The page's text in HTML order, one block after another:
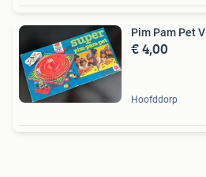
Pim Pam Pet
€ 4,00
Hoofddorp